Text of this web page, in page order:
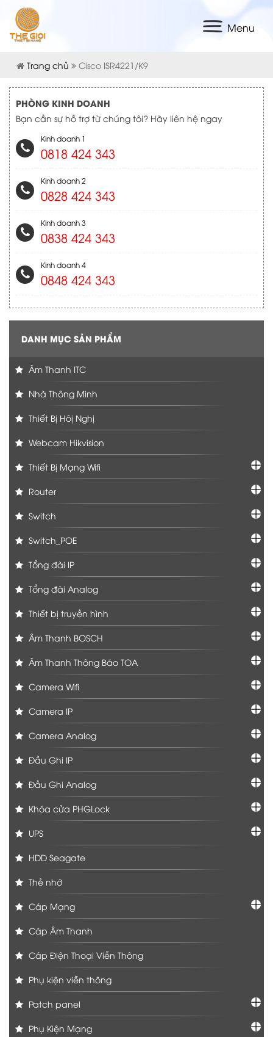
Menu
Trang chủ Cisco ISR4221/K9
PHÒNG KINH DOANH
Bạn cần sự hỗ trợ từ chúng tôi? Hãy liên hệ ngay
Kinh doanh 1
0818 424 343
Kinh doanh 2
0828 424 343
Kinh doanh 3
0838 424 343
Kinh doanh 4
0848 424 343
DANH MỤC SẢN PHẨM
Âm Thanh ITC
Nhà Thông Minh
Thiết Bị Hôị Nghị
Webcam Hikvision
Thiết Bị Mạng Wifi
Router
Switch
Switch_POE
Tổng đài IP
Tổng đài Analog
Thiết bị truyền hình
Âm Thanh BOSCH
Âm Thanh Thông Báo TOA
Camera Wifi
Camera IP
Camera Analog
Đầu Ghi IP
Đầu Ghi Analog
Khóa cửa PHGLock
UPS
HDD Seagate
Thẻ nhớ
Cáp Mạng
Cáp Âm Thanh
Cáp Điện Thoại Viễn Thông
Phụ kiện viễn thông
Patch panel
Phụ Kiện Mạng